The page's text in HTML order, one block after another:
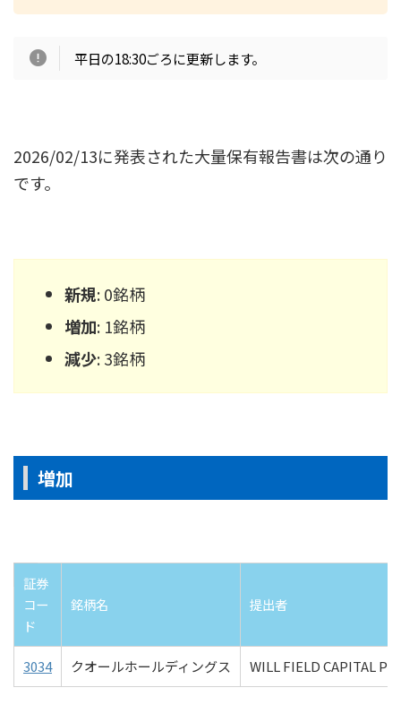
平日の18:30ごろに更新します。
2026/02/13に発表された大量保有報告書は次の通り
です。
新規: 0銘柄
増加: 1銘柄
減少: 3銘柄
増加
証券
コー
ド
銘柄名 提出者
3034 クオールホールディングス WILL FIELD CAPITAL